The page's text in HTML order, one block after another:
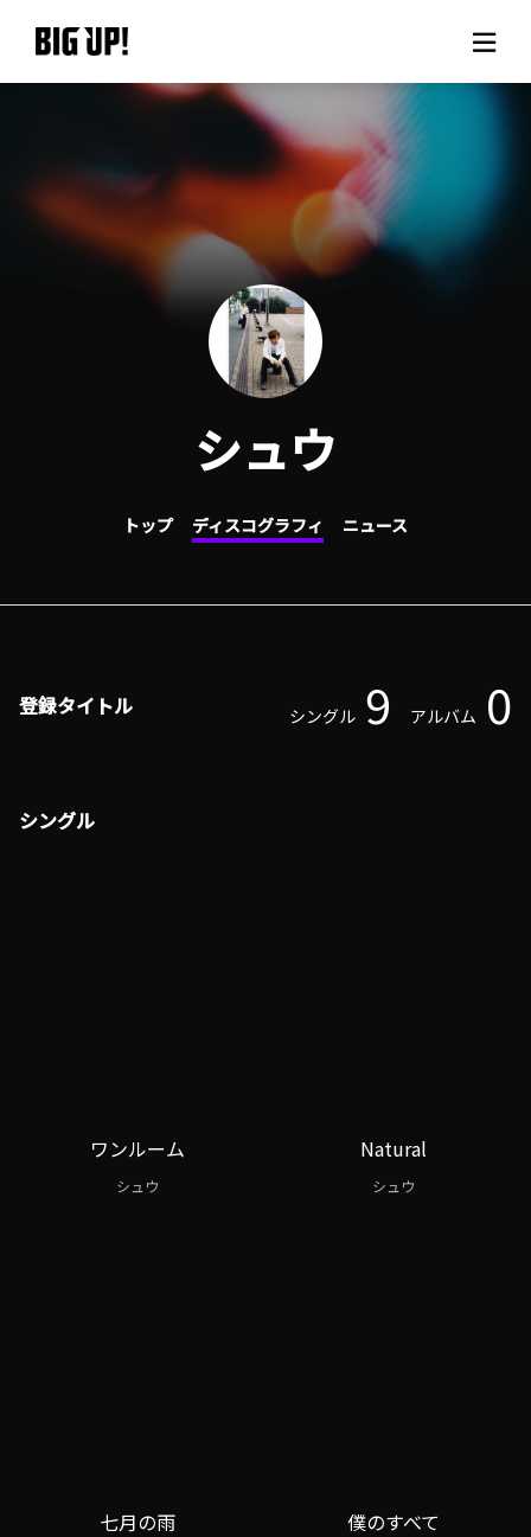
BIG UP!について
ニュース
料金プラン
サポート
ご利用の流れ
よくある質問
シュウ
トップ ディスコグラフィ ニュース
登録タイトル シングル 9 アルバム 0
シングル
ワンルーム
シュウ
Natural
シュウ
七月の雨 僕のすべて